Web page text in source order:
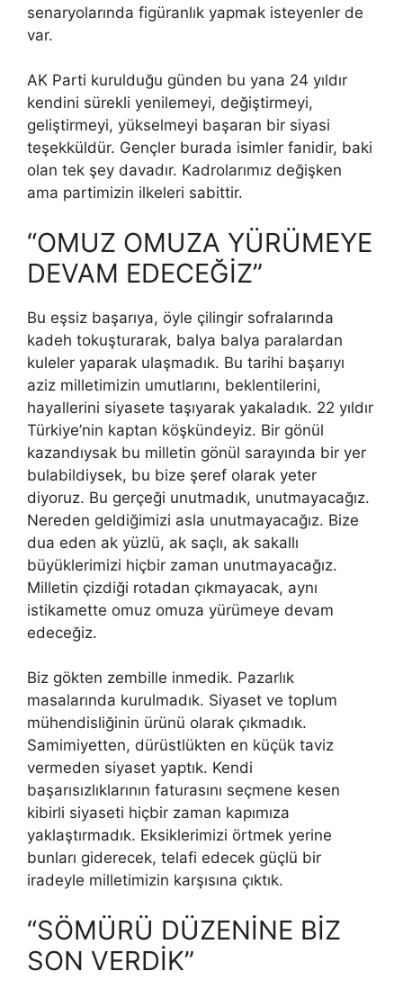
senaryolarında figüranlık yapmak isteyenler de
var.
AK Parti kurulduğu günden bu yana 24 yıldır
kendini sürekli yenilemeyi, değiştirmeyi,
geliştirmeyi, yükselmeyi başaran bir siyasi
teşekküldür. Gençler burada isimler fanidir, baki
olan tek şey davadır. Kadrolarımız değişken
ama partimizin ilkeleri sabittir.
“OMUZ OMUZA YÜRÜMEYE
DEVAM EDECEĞİZ”
Bu eşsiz başarıya, öyle çilingir sofralarında
kadeh tokuşturarak, balya balya paralardan
kuleler yaparak ulaşmadık. Bu tarihi başarıyı
aziz milletimizin umutlarını, beklentilerini,
hayallerini siyasete taşıyarak yakaladık. 22 yıldır
Türkiye’nin kaptan köşkündeyiz. Bir gönül
kazandıysak bu milletin gönül sarayında bir yer
bulabildiysek, bu bize şeref olarak yeter
diyoruz. Bu gerçeği unutmadık, unutmayacağız.
Nereden geldiğimizi asla unutmayacağız. Bize
dua eden ak yüzlü, ak saçlı, ak sakallı
büyüklerimizi hiçbir zaman unutmayacağız.
Milletin çizdiği rotadan çıkmayacak, aynı
istikamette omuz omuza yürümeye devam
edeceğiz.
Biz gökten zembille inmedik. Pazarlık
masalarında kurulmadık. Siyaset ve toplum
mühendisliğinin ürünü olarak çıkmadık.
Samimiyetten, dürüstlükten en küçük taviz
vermeden siyaset yaptık. Kendi
başarısızlıklarının faturasını seçmene kesen
kibirli siyaseti hiçbir zaman kapımıza
yaklaştırmadık. Eksiklerimizi örtmek yerine
bunları giderecek, telafi edecek güçlü bir
iradeyle milletimizin karşısına çıktık.
“SÖMÜRÜ DÜZENİNE BİZ
SON VERDİK”